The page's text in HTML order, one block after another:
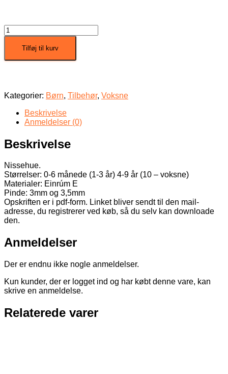
JÓLA-
SVEINN
Tilføj til kurv
Kategorier: Børn, Tilbehør, Voksne
Beskrivelse
Anmeldelser (0)
Beskrivelse
Nissehue.
Størrelser: 0-6 månede (1-3 år) 4-9 år (10 – voksne)
Materialer: Einrúm E
Pinde: 3mm og 3,5mm
Opskriften er i pdf-form. Linket bliver sendt til den mail-
adresse, du registrerer ved køb, så du selv kan downloade
den.
Anmeldelser
Der er endnu ikke nogle anmeldelser.
Kun kunder, der er logget ind og har købt denne vare, kan
skrive en anmeldelse.
Relaterede varer